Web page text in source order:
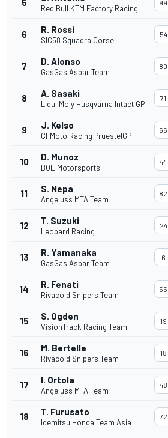
5
Red Bull KTM Factory Racing
99
6 R. Rossi
SIC58 Squadra Corse
54
7 D. Alonso
GasGas Aspar Team
80
8 A. Sasaki
Liqui Moly Husqvarna Intact GP
71
9 J. Kelso
CFMoto Racing PruestelGP
66
10 D. Munoz
BOE Motorsports
44
11 S. Nepa
Angeluss MTA Team
82
12 T. Suzuki
Leopard Racing
24
13 R. Yamanaka
GasGas Aspar Team
6
14 R. Fenati
Rivacold Snipers Team
55
15 S. Ogden
VisionTrack Racing Team
19
16 M. Bertelle
Rivacold Snipers Team
18
17 I. Ortola
Angeluss MTA Team
48
18 T. Furusato
Idemitsu Honda Team Asia
72